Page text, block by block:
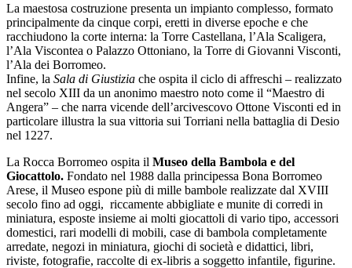
La maestosa costruzione presenta un impianto complesso, formato
principalmente da cinque corpi, eretti in diverse epoche e che
racchiudono la corte interna: la Torre Castellana, l’Ala Scaligera,
l’Ala Viscontea o Palazzo Ottoniano, la Torre di Giovanni Visconti,
l’Ala dei Borromeo.
Infine, la Sala di Giustizia che ospita il ciclo di affreschi – realizzato
nel secolo XIII da un anonimo maestro noto come il “Maestro di
Angera” – che narra vicende dell’arcivescovo Ottone Visconti ed in
particolare illustra la sua vittoria sui Torriani nella battaglia di Desio
nel 1227.
La Rocca Borromeo ospita il Museo della Bambola e del
Giocattolo. Fondato nel 1988 dalla principessa Bona Borromeo
Arese, il Museo espone più di mille bambole realizzate dal XVIII
secolo fino ad oggi, riccamente abbigliate e munite di corredi in
miniatura, esposte insieme ai molti giocattoli di vario tipo, accessori
domestici, rari modelli di mobili, case di bambola completamente
arredate, negozi in miniatura, giochi di società e didattici, libri,
riviste, fotografie, raccolte di ex-libris a soggetto infantile, figurine.